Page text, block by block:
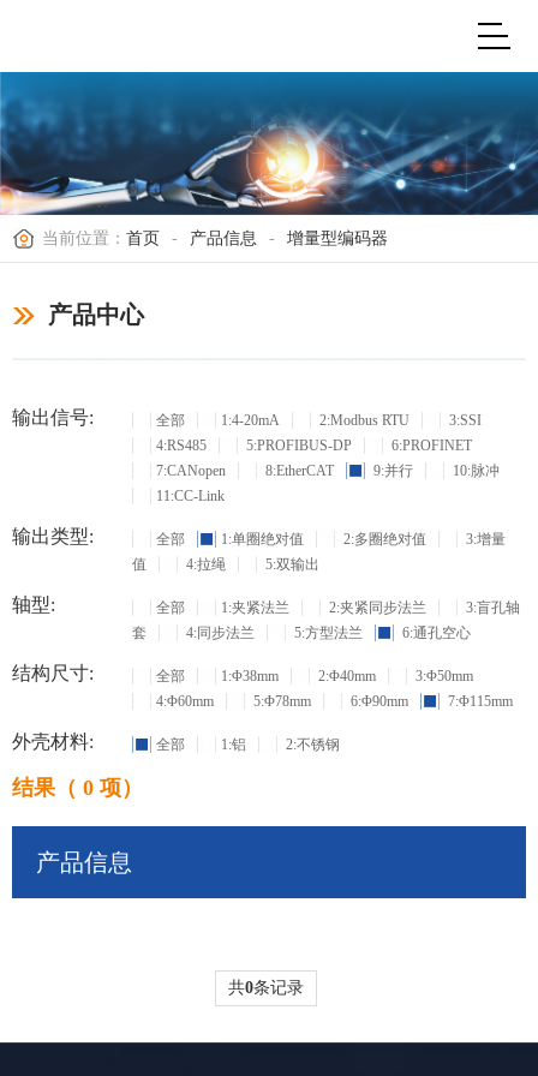
当前位置： 首页 - 产品信息 - 增量型编码器
产品中心
输出信号: 全部 1:4-20mA 2:Modbus RTU
3:SSI
4:RS485
5:PROFIBUS-DP
6:PROFINET
7:CANopen
8:EtherCAT 9:并行
10:脉冲
11:CC-Link
输出类型: 全部 1:单圈绝对值 2:多圈绝对值
3:增量
值
4:拉绳 5:双输出
轴型: 全部 1:夹紧法兰 2:夹紧同步法兰
3:盲孔轴
套
4:同步法兰 5:方型法兰 6:通孔空心
结构尺寸: 全部 1:Φ38mm 2:Φ40mm
3:Φ50mm
4:Φ60mm
5:Φ78mm 6:Φ90mm 7:Φ115mm
外壳材料: 全部 1:铝 2:不锈钢
结果（ 0 项）
产品信息
共0条记录